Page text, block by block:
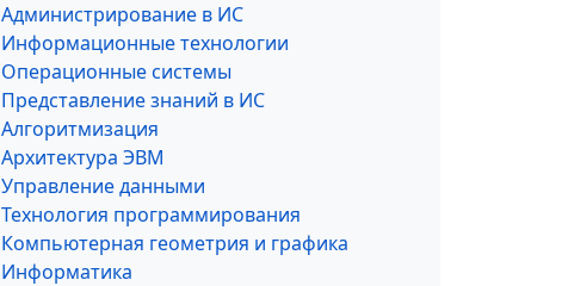
Администрирование в ИС
Информационные технологии
Операционные системы
Представление знаний в ИС
Алгоритмизация
Архитектура ЭВМ
Управление данными
Технология программирования
Компьютерная геометрия и графика
Информатика